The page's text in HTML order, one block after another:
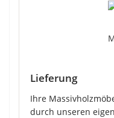
Lieferung
Ihre
durch unseren